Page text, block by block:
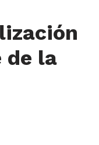
de la